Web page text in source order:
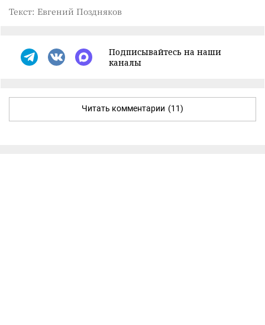
Текст: Евгений Поздняков
Подписывайтесь на наши
каналы
Читать комментарии (11)